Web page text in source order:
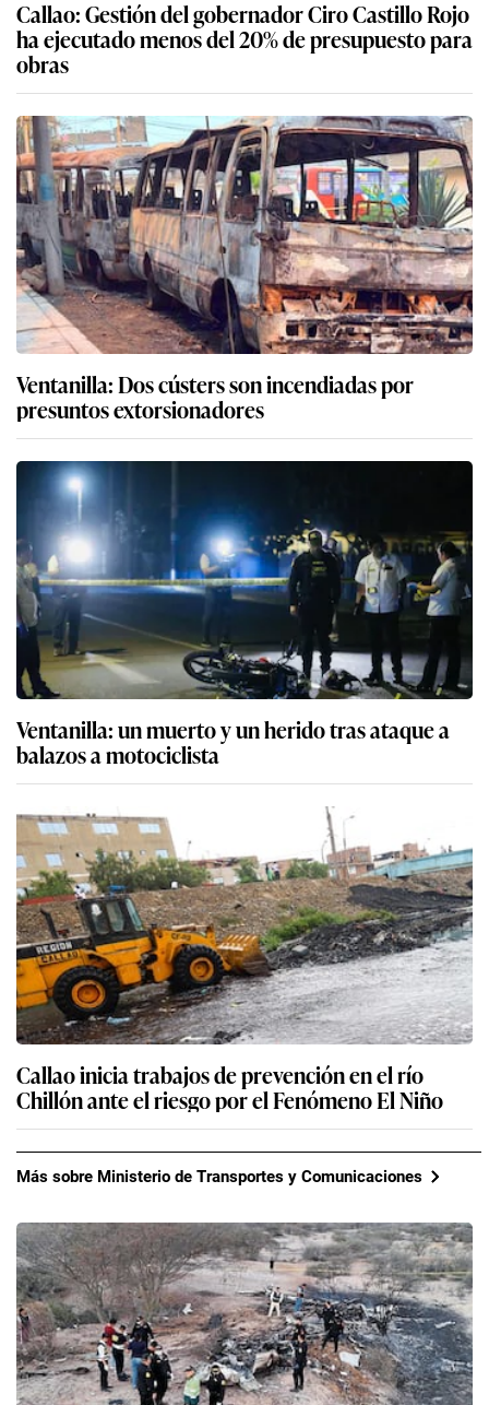
Callao: Gestión del gobernador Ciro Castillo Rojo
ha ejecutado menos del 20% de presupuesto para
obras
Ventanilla: Dos cústers son incendiadas por
presuntos extorsionadores
Ventanilla: un muerto y un herido tras ataque a
balazos a motociclista
Callao inicia trabajos de prevención en el río
Chillón ante el riesgo por el Fenómeno El Niño
Más sobre Ministerio de Transportes y Comunicaciones